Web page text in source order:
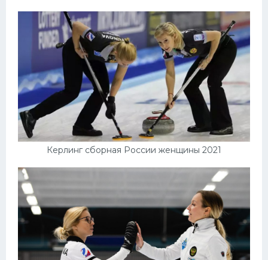
Керлинг сборная России женщины 2021